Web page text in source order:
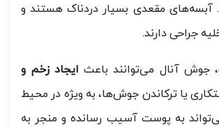
آبسه‌های مقعدی بسیار دردناک هستند و
جراحی دارند.
جوش آنال می‌توانند باعث ایجاد زخم و
یا ترکاندن جوش‌ها، به ویژه در محیط
به پوست آسیب رسانده و منجر به